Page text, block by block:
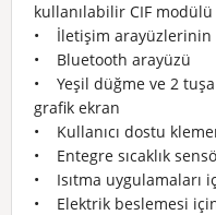
kullanılabilir CIF
• İletişim arayüzlerinin
• Bluetooth arayüzü
• Yeşil düğme ve 2
grafik ekran
• Kullanıcı dostu
• Entegre sıcaklık
• Isıtma uygulamaları
• Elektrik beslemesi